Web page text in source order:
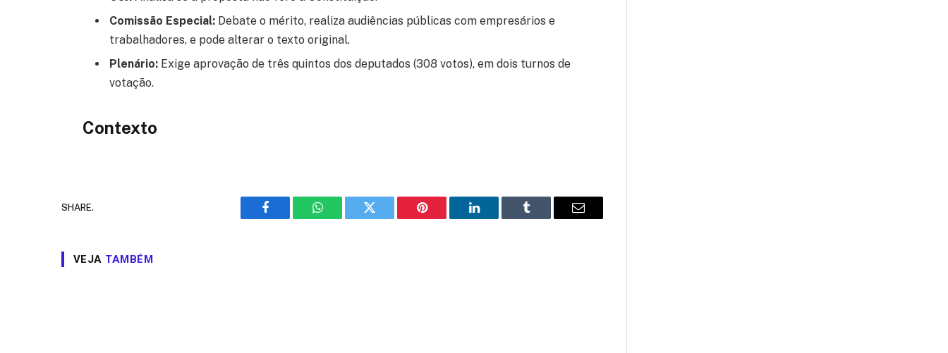
Comissão Especial: Debate o mérito, realiza audiências públicas com empresários e
trabalhadores, e pode alterar o texto original.
Plenário: Exige aprovação de três quintos dos deputados (308 votos), em dois turnos de
votação.
Contexto
SHARE.
Facebook WhatsAppTwitter Pinterest LinkedIn Tumblr Email
VEJA TAMBÉM